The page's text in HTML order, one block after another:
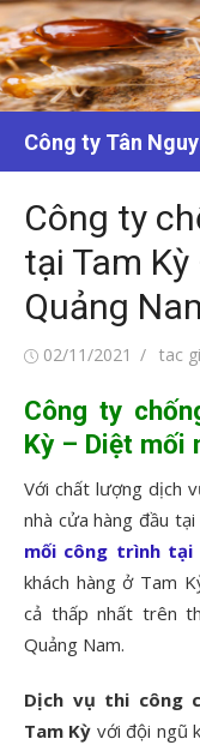
Chuyển
tới
nội
dung
Công ty Tân
Công ty
tại Tam
Quảng
Đăng02/11/2021
Tác
tac
Công ty
Kỳ – Diệt mối
Với chất lượng dịch
nhà cửa hàng đầu
mối công trình tại
khách hàng ở Tam
cả thấp nhất trên
Quảng Nam.
Dịch vụ thi công
Tam Kỳ với đội ngũ